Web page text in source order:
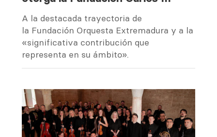
A la destacada trayectoria de
la Fundación Orquesta Extremadura y a la
«significativa contribución que
representa en su ámbito».